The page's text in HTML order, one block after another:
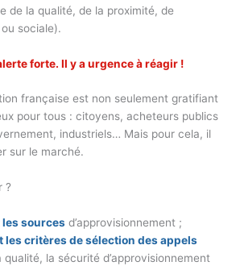
de la qualité, de la proximité, de
sociale).
forte. Il y a urgence à réagir !
française est non seulement gratifiant
pour tous : citoyens, acheteurs publics
industriels… Mais pour cela, il
sur le marché.
?
sources d’approvisionnement ;
les critères de sélection des appels
qualité, la sécurité d’approvisionnement